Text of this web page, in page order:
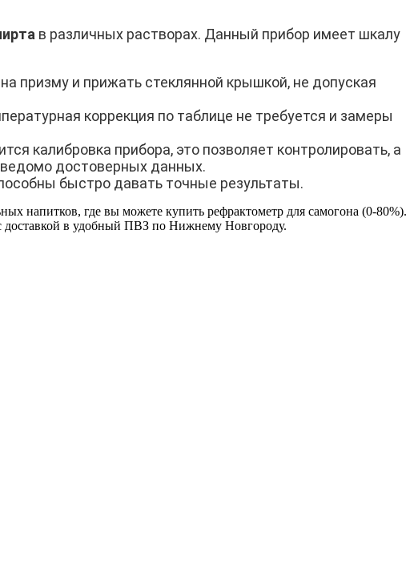
в различных растворах. Данный прибор имеет шкалу
призму и прижать стеклянной крышкой, не допуская
коррекция по таблице не требуется и замеры
калибровка прибора, это позволяет контролировать, а
достоверных данных.
быстро давать точные результаты.
напитков, где вы можете купить рефрактометр для самогона (0-80%).
доставкой в удобный ПВЗ по Нижнему Новгороду.